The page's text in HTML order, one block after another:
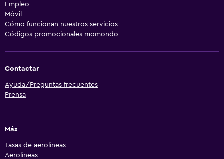
Empleo
Móvil
Cómo funcionan nuestros servicios
Códigos promocionales momondo
Contactar
Ayuda/Preguntas frecuentes
Prensa
Más
Tasas de aerolíneas
Aerolíneas